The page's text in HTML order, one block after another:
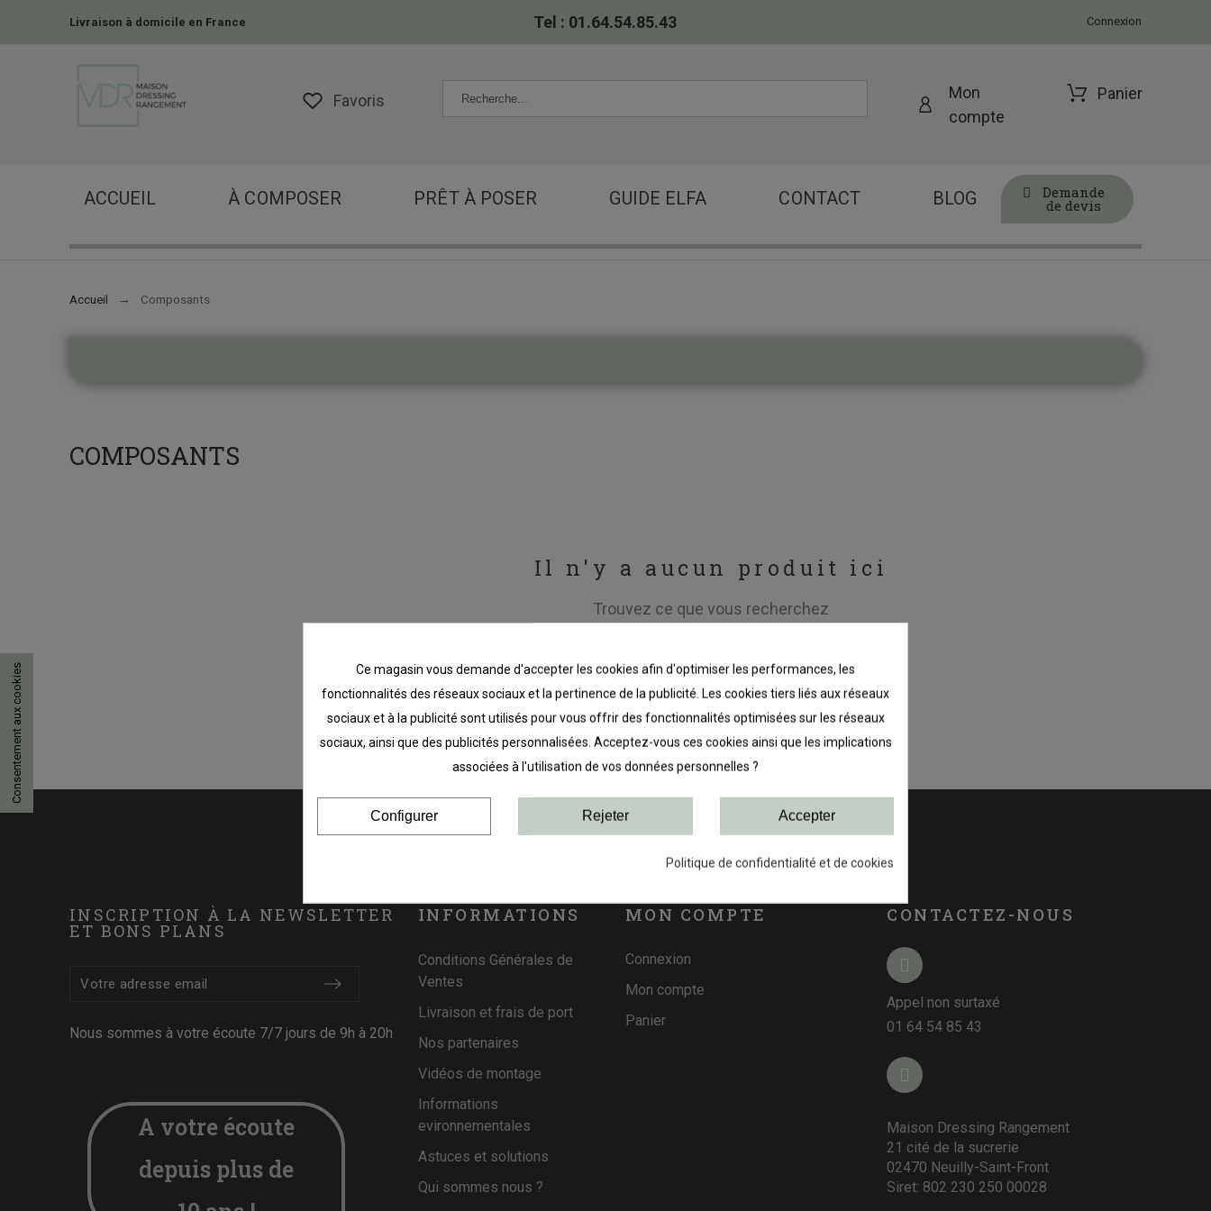
Livraison à domicile en France Tel : 01.64.54.85.43 Connexion
Favoris
Mon
compte
Panier
ACCUEIL À COMPOSER PRÊT À POSER GUIDE ELFA CONTACT BLOG Demande
de devis
Accueil Composants
COMPOSANTS
Il n'y a aucun produit ici
Trouvez ce que vous recherchez
INSCRIPTION À LA NEWSLETTER
ET BONS PLANS
Nous sommes à votre écoute 7/7 jours de 9h à 20h
A votre écoute
depuis plus de
INFORMATIONS
Conditions Générales de
Ventes
Livraison et frais de port
Nos partenaires
Vidéos de montage
Informations
evironnementales
Astuces et solutions
Qui sommes nous ?
MON COMPTE
Connexion
Mon compte
Panier
CONTACTEZ-NOUS
Appel non surtaxé
01 64 54 85 43
Maison Dressing Rangement
21 cité de la sucrerie
02470 Neuilly-Saint-Front
Siret: 802 230 250 00028
Ce magasin vous demande d'accepter les cookies afin d'optimiser les performances, les
fonctionnalités des réseaux sociaux et la pertinence de la publicité. Les cookies tiers liés aux réseaux
sociaux et à la publicité sont utilisés pour vous offrir des fonctionnalités optimisées sur les réseaux
sociaux, ainsi que des publicités personnalisées. Acceptez-vous ces cookies ainsi que les implications
associées à l'utilisation de vos données personnelles ?
Configurer Rejeter Accepter
Politique de confidentialité et de cookies
Consentement aux cookies